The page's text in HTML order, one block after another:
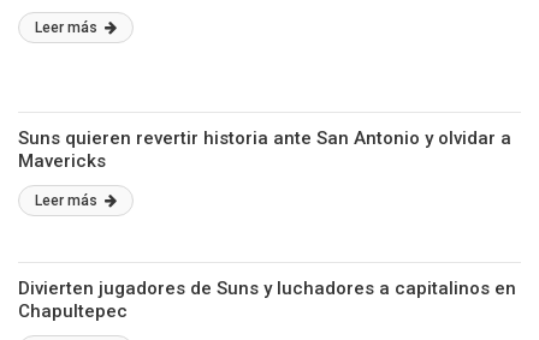
Leer más
Suns quieren revertir historia ante San Antonio y olvidar a
Mavericks
Leer más
Divierten jugadores de Suns y luchadores a capitalinos en
Chapultepec